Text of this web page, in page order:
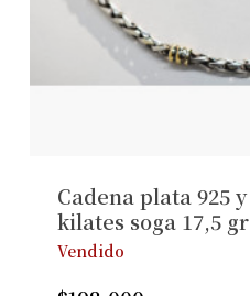
No hay
Cadena plata 925
kilates soga 17,5 gr
Vendido